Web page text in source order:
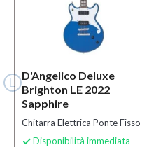
D'Angelico Deluxe
Brighton LE 2022
Sapphire
Chitarra Elettrica Ponte Fisso
 Disponibilità immediata